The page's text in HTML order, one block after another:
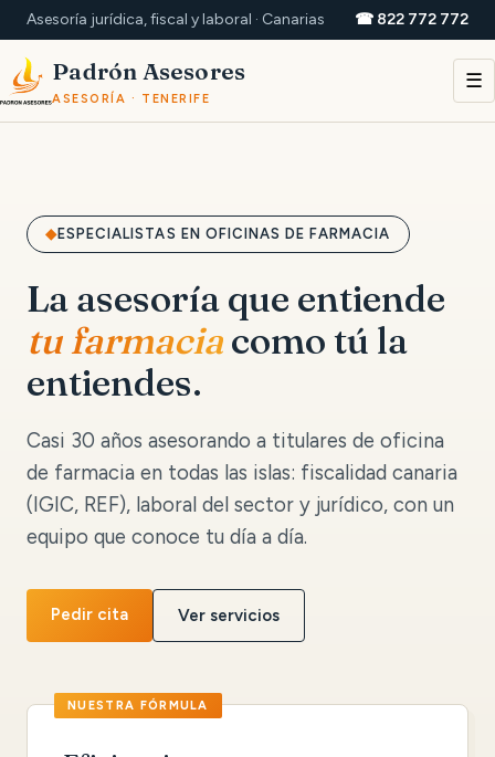
Asesoría jurídica, fiscal y laboral · Canarias ☎ 822 772 772
Padrón Asesores
ASESORÍA · TENERIFE
☰
ESPECIALISTAS EN OFICINAS DE FARMACIA
La asesoría que entiende
tu farmaciacomo tú la
entiendes.
Casi 30 años asesorando a titulares de oficina
de farmacia en todas las islas: fiscalidad canaria
(IGIC, REF), laboral del sector y jurídico, con un
equipo que conoce tu día a día.
Pedir cita Ver servicios